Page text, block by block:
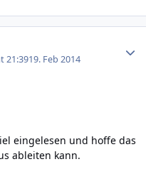
21:3919. Feb 2014
eingelesen und hoffe das
ableiten kann.